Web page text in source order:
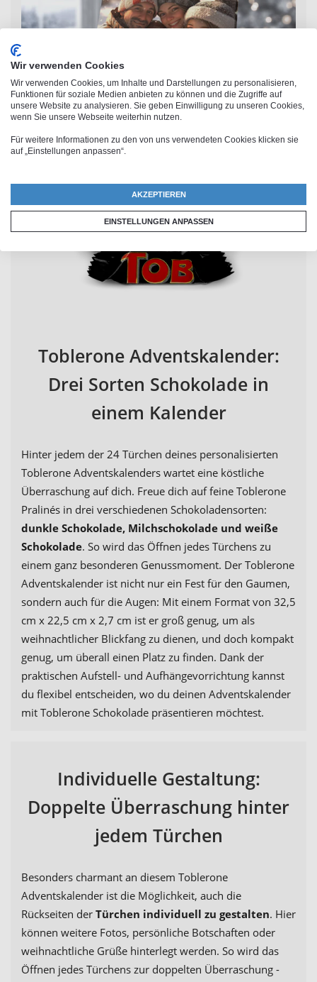
Toblerone Adventskalender:
Drei Sorten Schokolade in
einem Kalender
Hinter jedem der 24 Türchen deines personalisierten
Toblerone Adventskalenders wartet eine köstliche
Überraschung auf dich. Freue dich auf feine Toblerone
Pralinés in drei verschiedenen Schokoladensorten:
dunkle Schokolade, Milchschokolade und weiße
Schokolade. So wird das Öffnen jedes Türchens zu
einem ganz besonderen Genussmoment. Der Toblerone
Adventskalender ist nicht nur ein Fest für den Gaumen,
sondern auch für die Augen: Mit einem Format von 32,5
cm x 22,5 cm x 2,7 cm ist er groß genug, um als
weihnachtlicher Blickfang zu dienen, und doch kompakt
genug, um überall einen Platz zu finden. Dank der
praktischen Aufstell- und Aufhängevorrichtung kannst
du flexibel entscheiden, wo du deinen Adventskalender
mit Toblerone Schokolade präsentieren möchtest.
Individuelle Gestaltung:
Doppelte Überraschung hinter
jedem Türchen
Besonders charmant an diesem Toblerone
Adventskalender ist die Möglichkeit, auch die
Rückseiten der Türchen individuell zu gestalten. Hier
können weitere Fotos, persönliche Botschaften oder
weihnachtliche Grüße hinterlegt werden. So wird das
Öffnen jedes Türchens zur doppelten Überraschung -
Wir verwenden Cookies
Wir verwenden Cookies, um Inhalte und Darstellungen zu personalisieren,
Funktionen für soziale Medien anbieten zu können und die Zugriffe auf
unsere Website zu analysieren. Sie geben Einwilligung zu unseren Cookies,
wenn Sie unsere Webseite weiterhin nutzen.
Für weitere Informationen zu den von uns verwendeten Cookies klicken sie
auf „Einstellungen anpassen“.
AKZEPTIEREN
EINSTELLUNGEN ANPASSEN